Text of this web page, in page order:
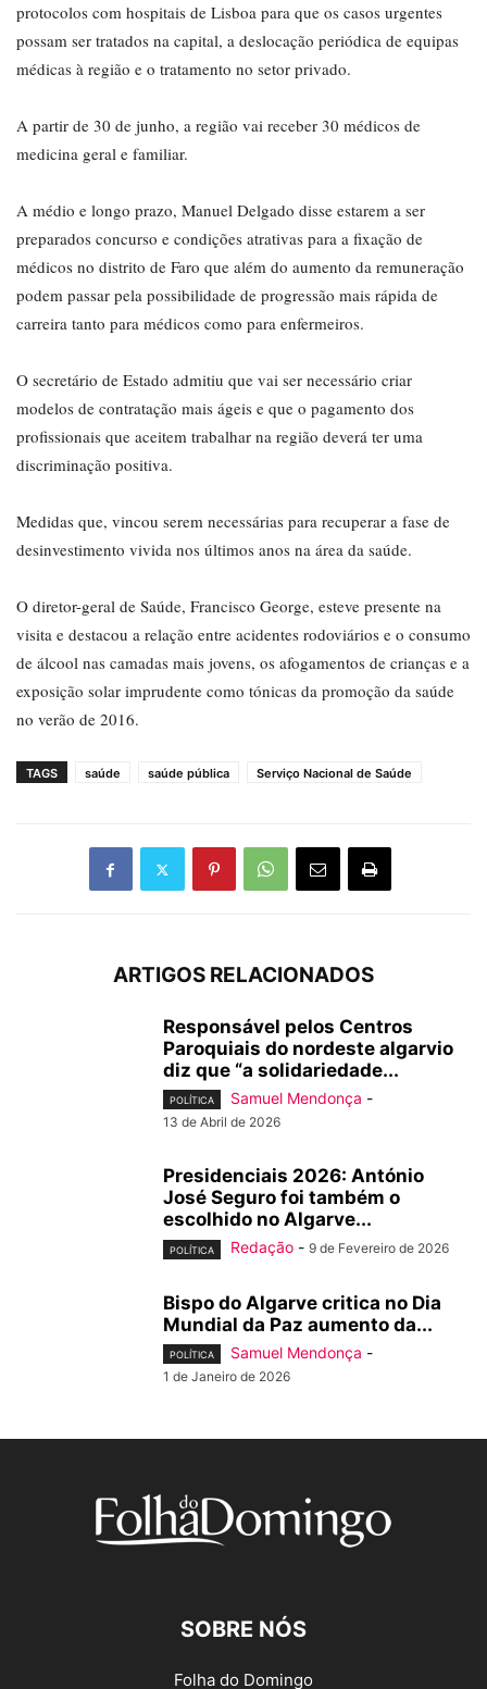
protocolos com hospitais de Lisboa para que os casos urgentes
possam ser tratados na capital, a deslocação periódica de equipas
médicas à região e o tratamento no setor privado.
A partir de 30 de junho, a região vai receber 30 médicos de
medicina geral e familiar.
A médio e longo prazo, Manuel Delgado disse estarem a ser
preparados concurso e condições atrativas para a fixação de
médicos no distrito de Faro que além do aumento da remuneração
podem passar pela possibilidade de progressão mais rápida de
carreira tanto para médicos como para enfermeiros.
O secretário de Estado admitiu que vai ser necessário criar
modelos de contratação mais ágeis e que o pagamento dos
profissionais que aceitem trabalhar na região deverá ter uma
discriminação positiva.
Medidas que, vincou serem necessárias para recuperar a fase de
desinvestimento vivida nos últimos anos na área da saúde.
O diretor-geral de Saúde, Francisco George, esteve presente na
visita e destacou a relação entre acidentes rodoviários e o consumo
de álcool nas camadas mais jovens, os afogamentos de crianças e a
exposição solar imprudente como tónicas da promoção da saúde
no verão de 2016.
TAGS saúde saúde pública Serviço Nacional de Saúde
ARTIGOS RELACIONADOS
Responsável pelos Centros
Paroquiais do nordeste algarvio
diz que “a solidariedade...
POLÍTICA Samuel Mendonça -
13 de Abril de 2026
Presidenciais 2026: António
José Seguro foi também o
escolhido no Algarve...
POLÍTICA Redação - 9 de Fevereiro de 2026
Bispo do Algarve critica no Dia
Mundial da Paz aumento da...
POLÍTICA Samuel Mendonça -
1 de Janeiro de 2026
SOBRE NÓS
Folha do Domingo